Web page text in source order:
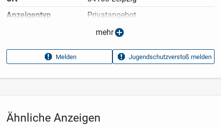
Ähnliche Anzeigen
Anzeigen­typ
Privatangebot
13.05.2026
Anzeigen­kennung
076bc2d3
Aufrufe dieser
15
mehr
Melden Jugendschutzverstoß melden